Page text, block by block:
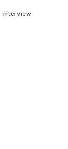
interview